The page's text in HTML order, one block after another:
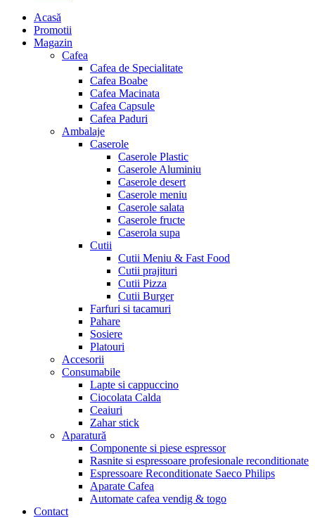
Menu
Acasă
Promotii
Magazin
Cafea
Cafea de Specialitate
Cafea Boabe
Cafea Macinata
Cafea Capsule
Cafea Paduri
Ambalaje
Caserole
Caserole Plastic
Caserole Aluminiu
Caserole desert
Caserole meniu
Caserole salata
Caserole fructe
Caserola supa
Cutii
Cutii Meniu & Fast Food
Cutii prajituri
Cutii Pizza
Cutii Burger
Farfuri si tacamuri
Pahare
Sosiere
Platouri
Accesorii
Consumabile
Lapte si cappuccino
Ciocolata Calda
Ceaiuri
Zahar stick
Aparatură
Componente si piese espressor
Rasnite si espressoare profesionale reconditionate
Espressoare Reconditionate Saeco Philips
Aparate Cafea
Automate cafea vendig & togo
Contact